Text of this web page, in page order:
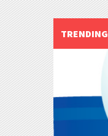
TRENDING
Skip
to
content